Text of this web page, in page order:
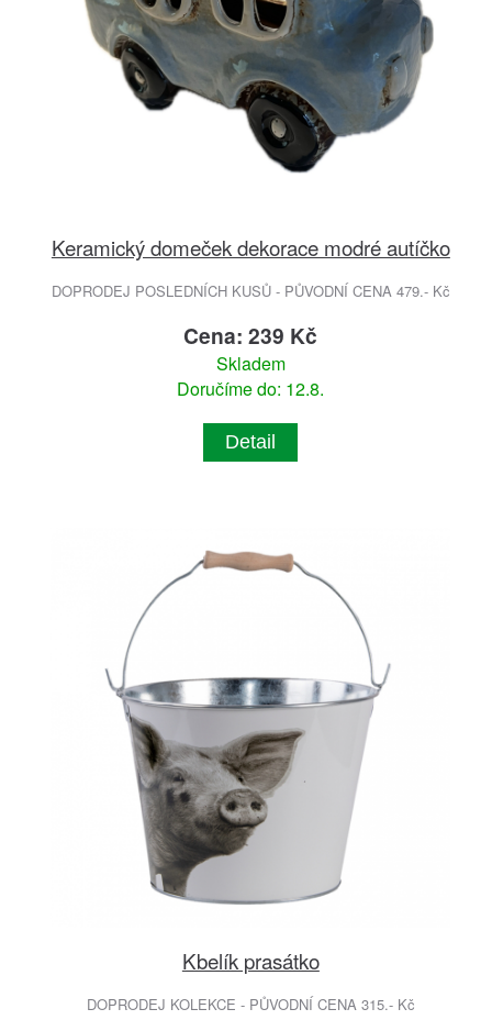
Keramický domeček dekorace modré autíčko
DOPRODEJ POSLEDNÍCH KUSŮ - PŮVODNÍ CENA 479.- Kč
Cena: 239 Kč
Skladem
Doručíme do: 12.8.
Detail
Kbelík prasátko
DOPRODEJ KOLEKCE - PŮVODNÍ CENA 315.- Kč